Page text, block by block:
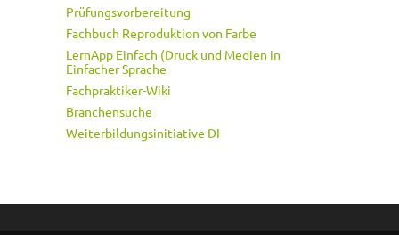
Prüfungsvorbereitung
Fachbuch Reproduktion von Farbe
LernApp Einfach (Druck und Medien in
Einfacher Sprache
Fachpraktiker-Wiki
Branchensuche
Weiterbildungsinitiative DI